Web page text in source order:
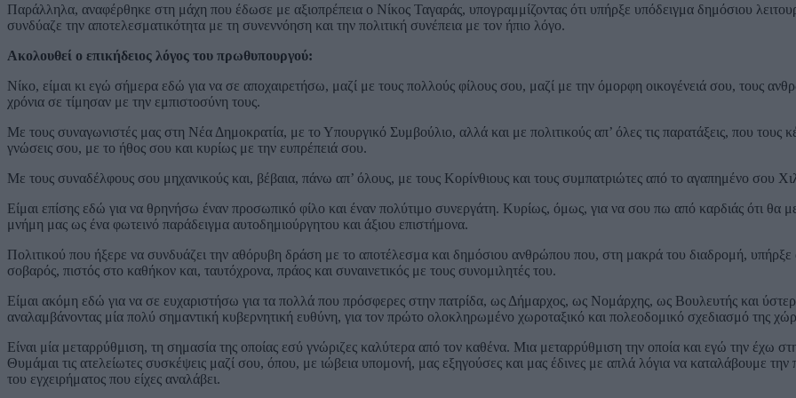
Παράλληλα, αναφέρθηκε στη μάχη που έδωσε με αξιοπρέπεια ο Νίκος Ταγαράς, υπογραμμίζοντας ότι υπήρξε υπόδειγμα δημόσιου
συνδύαζε την αποτελεσματικότητα με τη συνεννόηση και την πολιτική συνέπεια με τον ήπιο λόγο.
Ακολουθεί ο επικήδειος λόγος του πρωθυπουργού:
Νίκο, είμαι κι εγώ σήμερα εδώ για να σε αποχαιρετήσω, μαζί με τους πολλούς φίλους σου, μαζί με την όμορφη οικογένειά σου, τους
χρόνια σε τίμησαν με την εμπιστοσύνη τους.
Με τους συναγωνιστές μας στη Νέα Δημοκρατία, με το Υπουργικό Συμβούλιο, αλλά και με πολιτικούς απ’ όλες τις παρατάξεις, που τους
γνώσεις σου, με το ήθος σου και κυρίως με την ευπρέπειά σου.
Με τους συναδέλφους σου μηχανικούς και, βέβαια, πάνω απ’ όλους, με τους Κορίνθιους και τους συμπατριώτες από το αγαπημένο σου
Είμαι επίσης εδώ για να θρηνήσω έναν προσωπικό φίλο και έναν πολύτιμο συνεργάτη. Κυρίως, όμως, για να σου πω από καρδιάς ότι θα
μνήμη μας ως ένα φωτεινό παράδειγμα αυτοδημιούργητου και άξιου επιστήμονα.
Πολιτικού που ήξερε να συνδυάζει την αθόρυβη δράση με το αποτέλεσμα και δημόσιου ανθρώπου που, στη μακρά του διαδρομή, υπήρξε
σοβαρός, πιστός στο καθήκον και, ταυτόχρονα, πράος και συναινετικός με τους συνομιλητές του.
Είμαι ακόμη εδώ για να σε ευχαριστήσω για τα πολλά που πρόσφερες στην πατρίδα, ως Δήμαρχος, ως Νομάρχης, ως Βουλευτής και
αναλαμβάνοντας μία πολύ σημαντική κυβερνητική ευθύνη, για τον πρώτο ολοκληρωμένο χωροταξικό και πολεοδομικό σχεδιασμό της
Είναι μία μεταρρύθμιση, τη σημασία της οποίας εσύ γνώριζες καλύτερα από τον καθένα. Μια μεταρρύθμιση την οποία και εγώ την έχω
Θυμάμαι τις ατελείωτες συσκέψεις μαζί σου, όπου, με ιώβεια υπομονή, μας εξηγούσες και μας έδινες με απλά λόγια να καταλάβουμε την
του εγχειρήματος που είχες αναλάβει.